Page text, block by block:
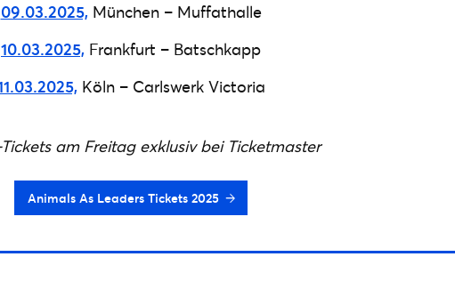
09.03.2025, München – Muffathalle
10.03.2025, Frankfurt – Batschkapp
Köln – Carlswerk Victoria
am Freitag exklusiv bei Ticketmaster
Animals As Leaders Tickets 2025